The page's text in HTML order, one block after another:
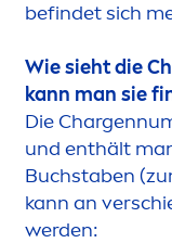
befindet sich
Wie sieht die
kann man sie
Die
und enthält
Buchstaben
kann an
werden: